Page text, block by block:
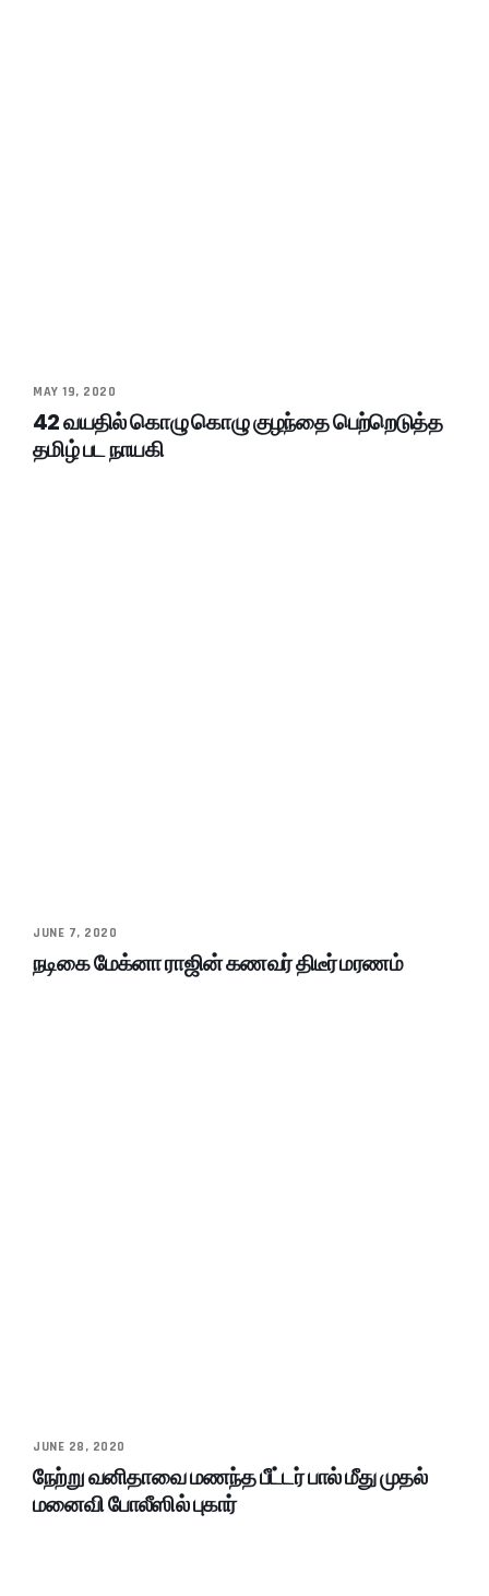
MAY 19, 2020
42 வயதில் கொழு கொழு குழந்தை பெற்றெடுத்த
தமிழ் பட நாயகி
JUNE 7, 2020
நடிகை மேக்னா ராஜின் கணவர் திடீர் மரணம்
JUNE 28, 2020
நேற்று வனிதாவை மணந்த பீட்டர் பால் மீது முதல்
மனைவி போலீஸில் புகார்